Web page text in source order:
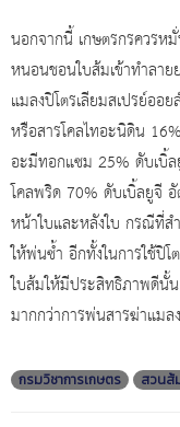
นอกจากนี้ เกษตรกรควร
หนอนชอนใบส้มเข้าทำลา
แมลงปิโตรเลียมสเปรย์อ
หรือสารโคลไทอะนิดิน
อะมีทอกแซม 25% ดับเบิ้
โคลพริด 70% ดับเบิ้ลยูจี
หน้าใบและหลังใบ กรณีที่ส
ให้พ่นซ้ำ อีกทั้งในการใช้ปิ
ใบส้มให้มีประสิทธิภาพดีนั้น
มากกว่าการพ่นสารฆ่าแม
กรมวิชาการเกษตร สวนส้